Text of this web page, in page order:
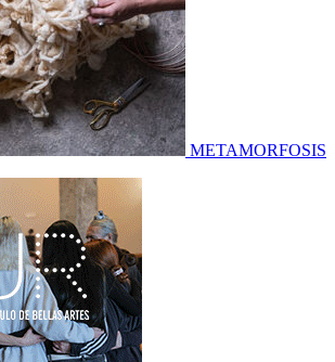
METAMORFOSIS